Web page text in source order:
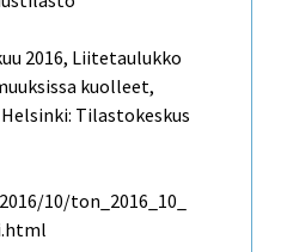
2016, Liitetaulukko
kuolleet,
Tilastokeskus
10/ton_2016_10_